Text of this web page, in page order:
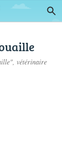
vétérinaire